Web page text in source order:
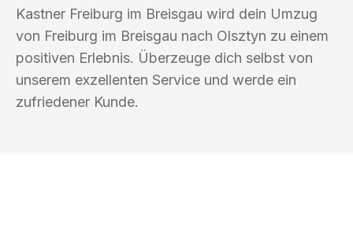
Kastner Freiburg im Breisgau wird dein Umzug
von Freiburg im Breisgau nach Olsztyn zu einem
positiven Erlebnis. Überzeuge dich selbst von
unserem exzellenten Service und werde ein
zufriedener Kunde.